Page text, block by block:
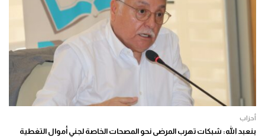
أحزاب
بنعبد الله: شبكات تهرب المرضى نحو المصحات الخاصة لجني أموال التغطية